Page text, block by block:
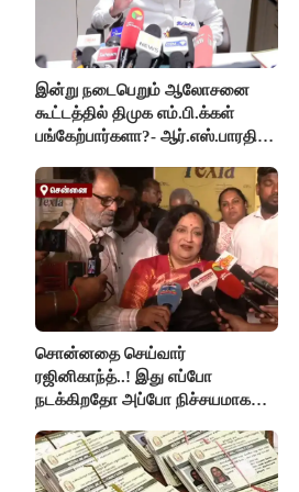
இன்று நடைபெறும் ஆலோசனை
கூட்டத்தில் திமுக எம்.பி.க்கள்
பங்கேற்பார்களா?- ஆர்.எஸ்.பாரதி
சொன்னதை செய்வார்
ரஜினிகாந்த்..! இது எப்போ
நடக்கிறதோ அப்போ நிச்சயமாக
ரஜினிகாந்த்..!